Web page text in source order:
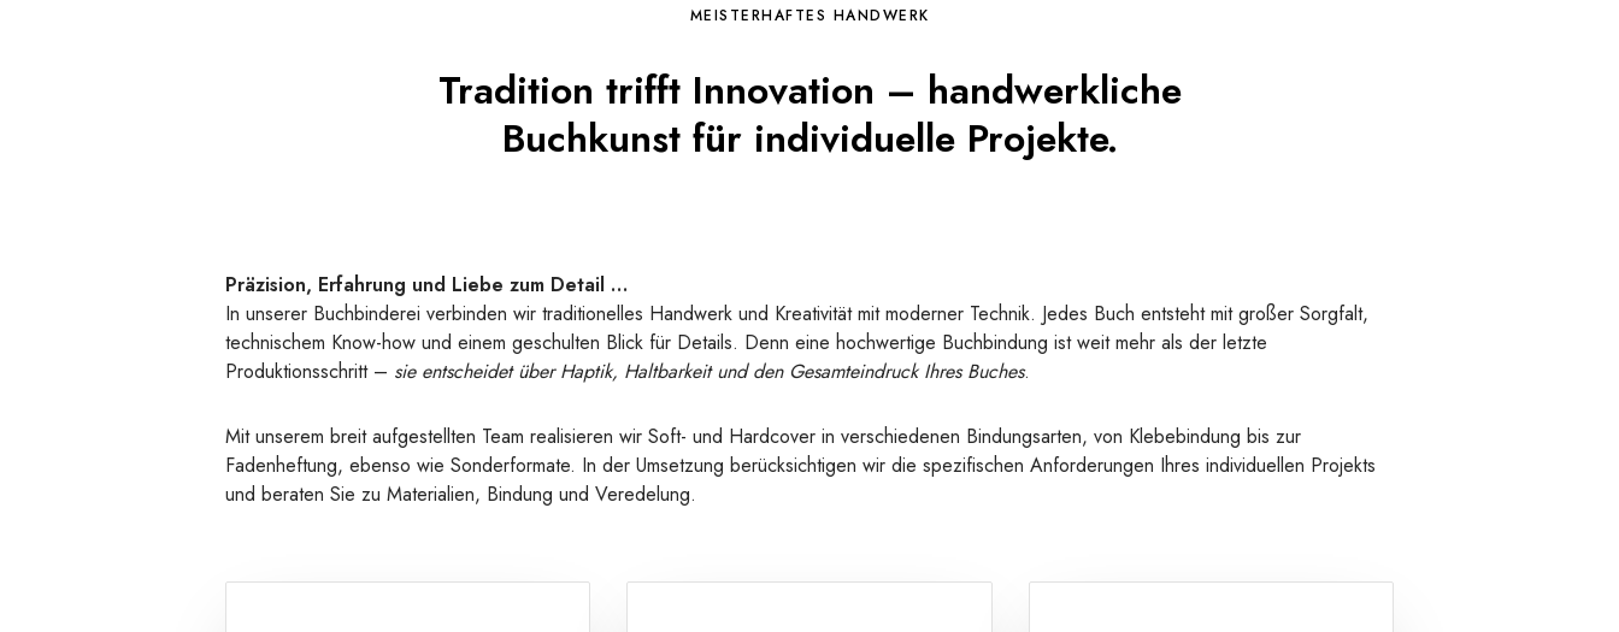
MEISTERHAFTES HANDWERK
Tradition trifft Innovation – handwerkliche
Buchkunst für individuelle Projekte.
Präzision, Erfahrung und Liebe zum Detail …
In unserer Buchbinderei verbinden wir traditionelles Handwerk und Kreativität mit moderner Technik. Jedes Buch entsteht mit großer Sorgfalt,
technischem Know-how und einem geschulten Blick für Details. Denn eine hochwertige Buchbindung ist weit mehr als der letzte
Produktionsschritt – sie entscheidet über Haptik, Haltbarkeit und den Gesamteindruck Ihres Buches.
Mit unserem breit aufgestellten Team realisieren wir Soft- und Hardcover in verschiedenen Bindungsarten, von Klebebindung bis zur
Fadenheftung, ebenso wie Sonderformate. In der Umsetzung berücksichtigen wir die spezifischen Anforderungen Ihres individuellen Projekts
und beraten Sie zu Materialien, Bindung und Veredelung.